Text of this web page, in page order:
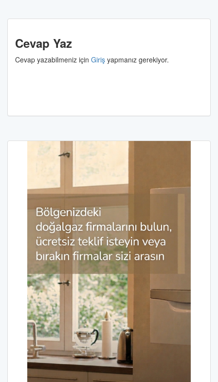
Cevap Yaz
Cevap yazabilmeniz için Giriş yapmanız gerekiyor.